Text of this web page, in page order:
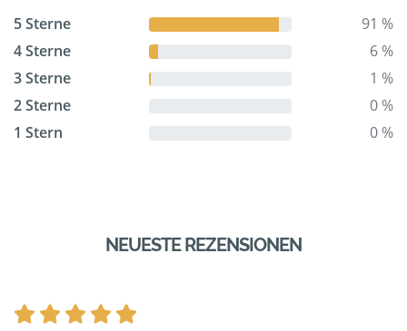
5 Sterne
91 %
4 Sterne
6 %
3 Sterne
1 %
2 Sterne
0 %
1 Stern
0 %
NEUESTE REZENSIONEN